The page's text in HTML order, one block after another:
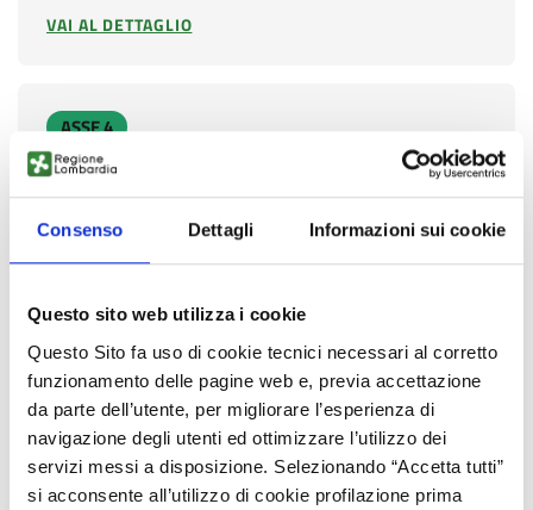
Consenso Dettagli Informazioni sui cookie
Questo sito web utilizza i cookie
Questo Sito fa uso di cookie tecnici necessari al corretto
funzionamento delle pagine web e, previa accettazione
da parte dell’utente, per migliorare l’esperienza di
navigazione degli utenti ed ottimizzare l’utilizzo dei
servizi messi a disposizione. Selezionando “Accetta tutti”
si acconsente all’utilizzo di cookie profilazione prima
VAI AL DETTAGLIO
ASSE 4
Fondo Regionale per Efficienza Energetica -
FREE
Il bando sostiene l’efficientamento energetico del
un’agevolazione composta da una quota
VAI AL DETTAGLIO
ASSE 5